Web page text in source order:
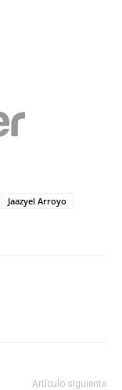
Jaazyel Arroyo
Artículo siguiente